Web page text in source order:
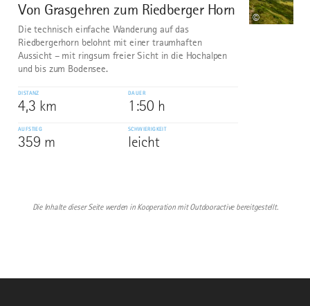
10
Von Grasgehren zum Riedberger Horn
©
Die technisch einfache Wanderung auf das
Riedbergerhorn belohnt mit einer traumhaften
Aussicht – mit ringsum freier Sicht in die Hochalpen
und bis zum Bodensee.
DISTANZ
4,3 km
DAUER
1:50 h
AUFSTIEG
359 m
SCHWIERIGKEIT
leicht
Die Inhalte dieser Seite werden in Kooperation mit Outdooractive bereitgestellt.